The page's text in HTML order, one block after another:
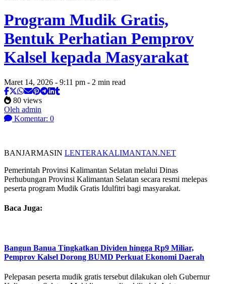
Program Mudik Gratis,
Bentuk Perhatian Pemprov
Kalsel kepada Masyarakat
Maret 14, 2026 - 9:11 pm - 2 min read
80 views
Oleh admin
Komentar: 0
BANJARMASIN LENTERAKALIMANTAN.NET
Pemerintah Provinsi Kalimantan Selatan melalui Dinas
Perhubungan Provinsi Kalimantan Selatan secara resmi melepas
peserta program Mudik Gratis Idulfitri bagi masyarakat.
Baca Juga:
Bangun Banua Tingkatkan Dividen hingga Rp9 Miliar,
Pemprov Kalsel Dorong BUMD Perkuat Ekonomi Daerah
Pelepasan peserta mudik gratis tersebut dilakukan oleh Gubernur